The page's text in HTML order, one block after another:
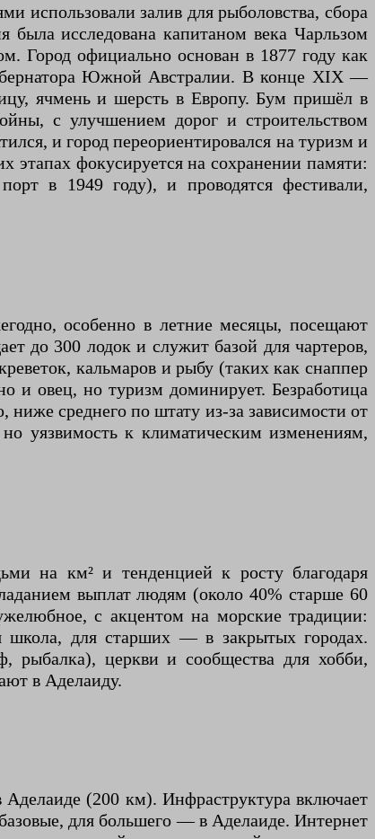
использовали залив для рыболовства, сбора
была исследована капитаном века Чарльзом
Город официально основан в 1877 году как
Южной Австралии. В конце XIX —
ячмень и шерсть в Европу. Бум пришёл в
с улучшением дорог и строительством
и город переориентировался на туризм и
этапах фокусируется на сохранении памяти:
в 1949 году), и проводятся фестивали,
особенно в летние месяцы, посещают
до 300 лодок и служит базой для чартеров,
кальмаров и рыбу (таких как снаппер
и овец, но туризм доминирует. Безработица
среднего по штату из-за зависимости от
уязвимость к климатическим изменениям,
на км² и тенденцией к росту благодаря
выплат людям (около 40% старше 60
с акцентом на морские традиции:
школа, для старших — в закрытых городах.
рыбалка), церкви и сообщества для хобби,
в Аделаиду.
(200 км). Инфраструктура включает
для большего — в Аделаиде. Интернет